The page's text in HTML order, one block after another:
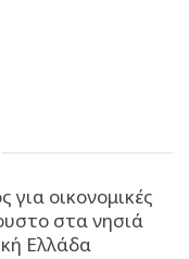
οικονομικές
στα νησιά
Ελλάδα